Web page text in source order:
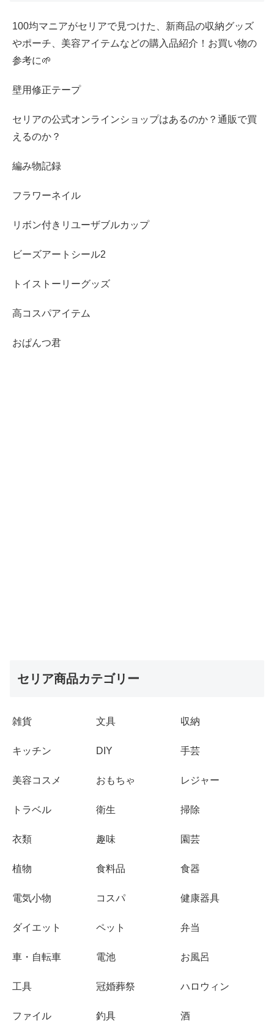
100均マニアがセリアで見つけた、新商品の収納グッズ
やポーチ、美容アイテムなどの購入品紹介！お買い物の
参考に🌱
壁用修正テープ
セリアの公式オンラインショップはあるのか？通販で買
えるのか？
編み物記録
フラワーネイル
リボン付きリユーザブルカップ
ビーズアートシール2
トイストーリーグッズ
高コスパアイテム
おぱんつ君
セリア商品カテゴリー
雑貨 文具 収納
キッチン DIY 手芸
美容コスメ おもちゃ レジャー
トラベル 衛生 掃除
衣類 趣味 園芸
植物 食料品 食器
電気小物 コスパ 健康器具
ダイエット ペット 弁当
車・自転車 電池 お風呂
工具 冠婚葬祭 ハロウィン
ファイル 釣具 酒